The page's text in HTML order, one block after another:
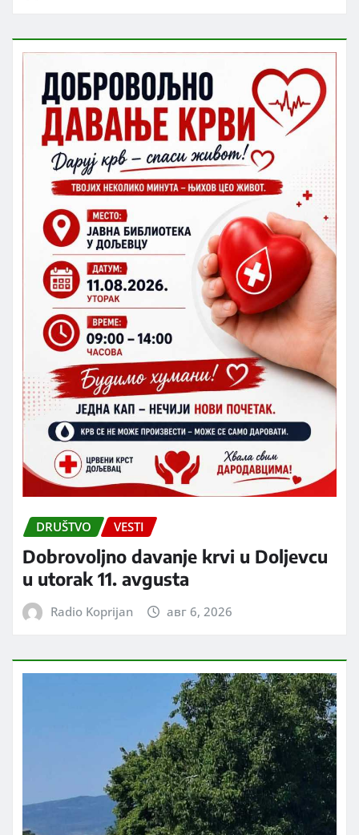
DRUŠTVO VESTI
Dobrovoljno davanje krvi u Doljevcu
u utorak 11. avgusta
Radio Koprijan авг 6, 2026